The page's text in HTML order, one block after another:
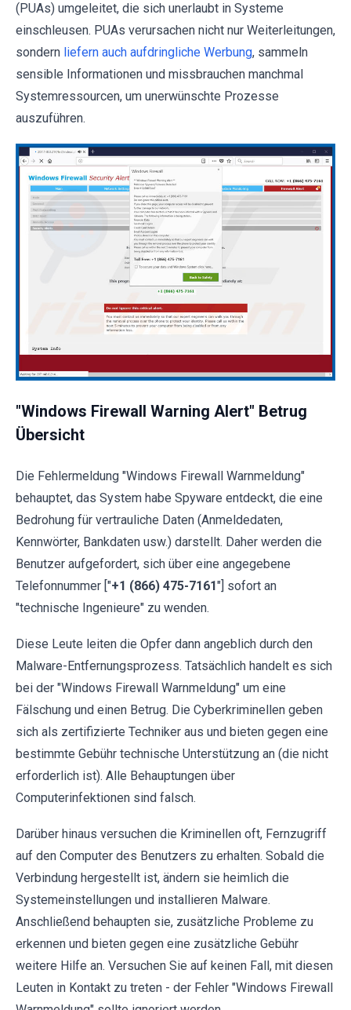
(PUAs) umgeleitet, die sich unerlaubt in Systeme
einschleusen. PUAs verursachen nicht nur Weiterleitungen,
sondern liefern auch aufdringliche Werbung, sammeln
sensible Informationen und missbrauchen manchmal
Systemressourcen, um unerwünschte Prozesse
auszuführen.
"Windows Firewall Warning Alert" Betrug
Übersicht
Die Fehlermeldung "Windows Firewall Warnmeldung"
behauptet, das System habe Spyware entdeckt, die eine
Bedrohung für vertrauliche Daten (Anmeldedaten,
Kennwörter, Bankdaten usw.) darstellt. Daher werden die
Benutzer aufgefordert, sich über eine angegebene
Telefonnummer ["+1 (866) 475-7161"] sofort an
"technische Ingenieure" zu wenden.
Diese Leute leiten die Opfer dann angeblich durch den
Malware-Entfernungsprozess. Tatsächlich handelt es sich
bei der "Windows Firewall Warnmeldung" um eine
Fälschung und einen Betrug. Die Cyberkriminellen geben
sich als zertifizierte Techniker aus und bieten gegen eine
bestimmte Gebühr technische Unterstützung an (die nicht
erforderlich ist). Alle Behauptungen über
Computerinfektionen sind falsch.
Darüber hinaus versuchen die Kriminellen oft, Fernzugriff
auf den Computer des Benutzers zu erhalten. Sobald die
Verbindung hergestellt ist, ändern sie heimlich die
Systemeinstellungen und installieren Malware.
Anschließend behaupten sie, zusätzliche Probleme zu
erkennen und bieten gegen eine zusätzliche Gebühr
weitere Hilfe an. Versuchen Sie auf keinen Fall, mit diesen
Leuten in Kontakt zu treten - der Fehler "Windows Firewall